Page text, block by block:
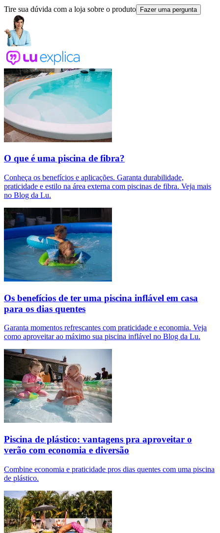
Tire sua dúvida com a loja sobre o produto Fazer uma pergunta
O que é uma piscina de fibra?
Conheça os benefícios e aplicações. Garanta durabilidade,
praticidade e estilo na área externa com piscinas de fibra. Veja mais
no Blog da Lu.
Os benefícios de ter uma piscina inflável em casa
para os dias quentes
Garanta momentos refrescantes com praticidade e economia. Veja
como aproveitar ao máximo sua piscina inflável no Blog da Lu.
Piscina de plástico: vantagens pra aproveitar o
verão com economia e diversão
Combine economia e praticidade pros dias quentes com uma piscina
de plástico.